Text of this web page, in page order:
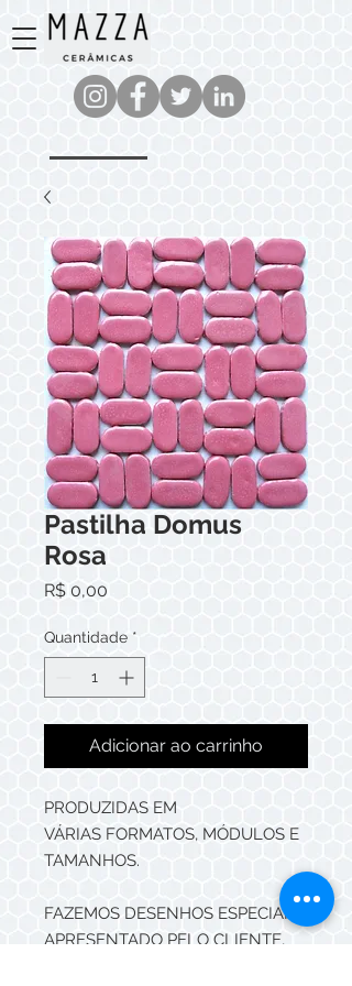
Pastilha Domus
Rosa
R$ 0,00
Quantidade *
Adicionar ao carrinho
PRODUZIDAS EM
VÁRIAS FORMATOS, MÓDULOS E
TAMANHOS.
FAZEMOS DESENHOS ESPECIAIS
APRESENTADO PELO CLIENTE,